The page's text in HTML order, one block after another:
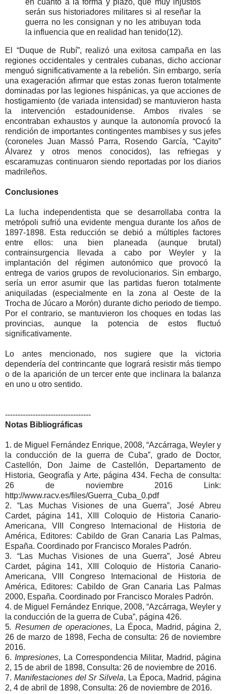
en cuanto a la forma y plazo, que muy injustos
serán sus historiadores militares si al reseñar la
guerra no les consignan y no les atribuyan toda
la influencia que en realidad han tenido(12).
El “Duque de Rubí”, realizó una exitosa campaña en las
regiones occidentales y centrales cubanas, dicho accionar
menguó significativamente a la rebelión. Sin embargo, sería
una exageración afirmar que estas zonas fueron totalmente
dominadas por las legiones hispánicas, ya que acciones de
hostigamiento (de variada intensidad) se mantuvieron hasta
la intervención estadounidense. Ambos rivales se
encontraban exhaustos y aunque la autonomía provocó la
rendición de importantes contingentes mambises y sus jefes
(coroneles Juan Massó Parra, Rosendo García, “Cayito”
Álvarez y otros menos conocidos), las refriegas y
escaramuzas continuaron siendo reportadas por los diarios
madrileños.
Conclusiones
La lucha independentista que se desarrollaba contra la
metrópoli sufrió una evidente mengua durante los años de
1897-1898. Esta reducción se debió a múltiples factores
entre ellos: una bien planeada (aunque brutal)
contrainsurgencia llevada a cabo por Weyler y la
implantación del régimen autonómico que provocó la
entrega de varios grupos de revolucionarios. Sin embargo,
sería un error asumir que las partidas fueron totalmente
aniquiladas (especialmente en la zona al Oeste de la
Trocha de Júcaro a Morón) durante dicho periodo de tiempo.
Por el contrario, se mantuvieron los choques en todas las
provincias, aunque la potencia de estos fluctuó
significativamente.
Lo antes mencionado, nos sugiere que la victoria
dependería del contrincante que logrará resistir más tiempo
o de la aparición de un tercer ente que inclinara la balanza
en uno u otro sentido.
----------------------------------
Notas Bibliográficas
1. de Miguel Fernández Enrique, 2008, “Azcárraga, Weyler y
la conducción de la guerra de Cuba”, grado de Doctor,
Castellón, Don Jaime de Castellón, Departamento de
Historia, Geografía y Arte, página 434. Fecha de consulta:
26 de noviembre 2016 Link:
http://www.racv.es/files/Guerra_Cuba_0.pdf
2. “Las Muchas Visiones de una Guerra”, José Abreu
Cardet, página 141, XIII Coloquio de Historia Canario-
Americana, VIII Congreso Internacional de Historia de
América, Editores: Cabildo de Gran Canaria Las Palmas,
España. Coordinado por Francisco Morales Padrón.
3. “Las Muchas Visiones de una Guerra”, José Abreu
Cardet, página 141, XIII Coloquio de Historia Canario-
Americana, VIII Congreso Internacional de Historia de
América, Editores: Cabildo de Gran Canaria Las Palmas
2000, España. Coordinado por Francisco Morales Padrón.
4. de Miguel Fernández Enrique, 2008, “Azcárraga, Weyler y
la conducción de la guerra de Cuba”, página 426.
5. Resumen de operaciones, La Época, Madrid, página 2,
26 de marzo de 1898, Fecha de consulta: 26 de noviembre
2016.
6. Impresiones, La Correspondencia Militar, Madrid, página
2, 15 de abril de 1898, Consulta: 26 de noviembre de 2016.
7. Manifestaciones del Sr Silvela, La Época, Madrid, página
2, 4 de abril de 1898, Consulta: 26 de noviembre de 2016.